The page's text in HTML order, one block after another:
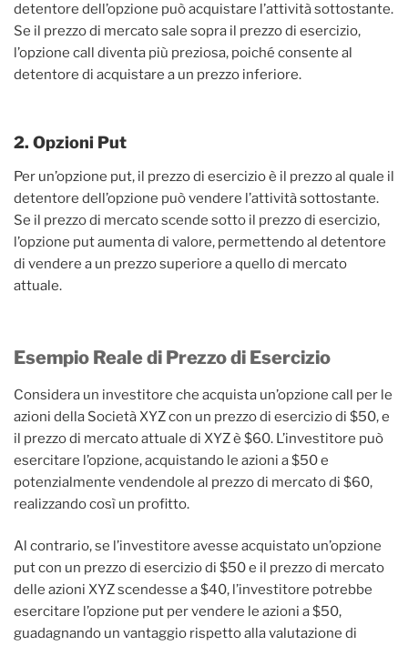
detentore dell’opzione può acquistare l’attività sottostante.
Se il prezzo di mercato sale sopra il prezzo di esercizio,
l’opzione call diventa più preziosa, poiché consente al
detentore di acquistare a un prezzo inferiore.
2. Opzioni Put
Per un’opzione put, il prezzo di esercizio è il prezzo al quale il
detentore dell’opzione può vendere l’attività sottostante.
Se il prezzo di mercato scende sotto il prezzo di esercizio,
l’opzione put aumenta di valore, permettendo al detentore
di vendere a un prezzo superiore a quello di mercato
attuale.
Esempio Reale di Prezzo di Esercizio
Considera un investitore che acquista un’opzione call per le
azioni della Società XYZ con un prezzo di esercizio di $50, e
il prezzo di mercato attuale di XYZ è $60. L’investitore può
esercitare l’opzione, acquistando le azioni a $50 e
potenzialmente vendendole al prezzo di mercato di $60,
realizzando così un profitto.
Al contrario, se l’investitore avesse acquistato un’opzione
put con un prezzo di esercizio di $50 e il prezzo di mercato
delle azioni XYZ scendesse a $40, l’investitore potrebbe
esercitare l’opzione put per vendere le azioni a $50,
guadagnando un vantaggio rispetto alla valutazione di